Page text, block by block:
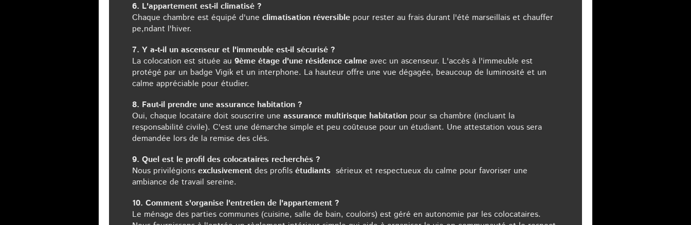
6. L'appartement est-il climatisé ?
Chaque chambre est équipé d'une climatisation réversible pour rester au frais durant l'été marseillais et chauffer
pe,ndant l'hiver.
7. Y a-t-il un ascenseur et l'immeuble est-il sécurisé ?
La colocation est située au 9ème étage d'une résidence calme avec un ascenseur. L'accès à l'immeuble est
protégé par un badge Vigik et un interphone. La hauteur offre une vue dégagée, beaucoup de luminosité et un
calme appréciable pour étudier.
8. Faut-il prendre une assurance habitation ?
Oui, chaque locataire doit souscrire une assurance multirisque habitation pour sa chambre (incluant la
responsabilité civile). C'est une démarche simple et peu coûteuse pour un étudiant. Une attestation vous sera
demandée lors de la remise des clés.
9. Quel est le profil des colocataires recherchés ?
Nous privilégions exclusivement des profils étudiants sérieux et respectueux du calme pour favoriser une
ambiance de travail sereine.
10. Comment s'organise l'entretien de l'appartement ?
Le ménage des parties communes (cuisine, salle de bain, couloirs) est géré en autonomie par les colocataires.